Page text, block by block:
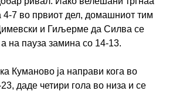
7 во првиот дел, домашниот тим
и Гиљерме да Силва се
на пауза замина со 14-13.
Куманово ја направи кога во
даде четири гола во низа и се